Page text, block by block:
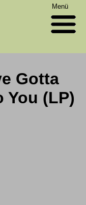
Menü
Gotta
You (LP)